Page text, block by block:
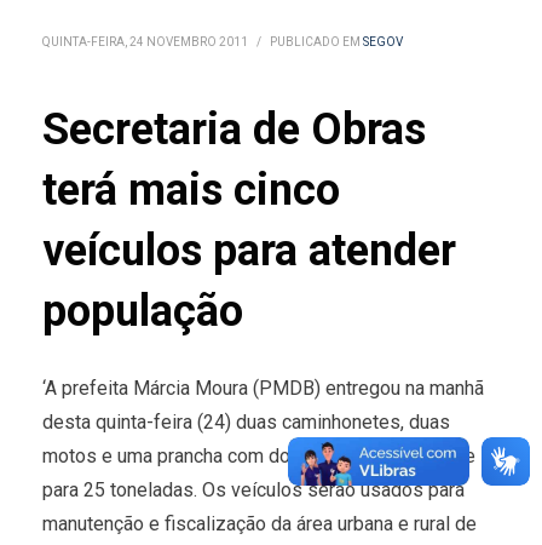
QUINTA-FEIRA, 24 NOVEMBRO 2011 / PUBLICADO EM SEGOV
Secretaria de Obras
terá mais cinco
veículos para atender
população
‘A prefeita Márcia Moura (PMDB) entregou na manhã
desta quinta-feira (24) duas caminhonetes, duas
motos e uma prancha com dois eixos e capacidade
para 25 toneladas. Os veículos serão usados para
manutenção e fiscalização da área urbana e rural de